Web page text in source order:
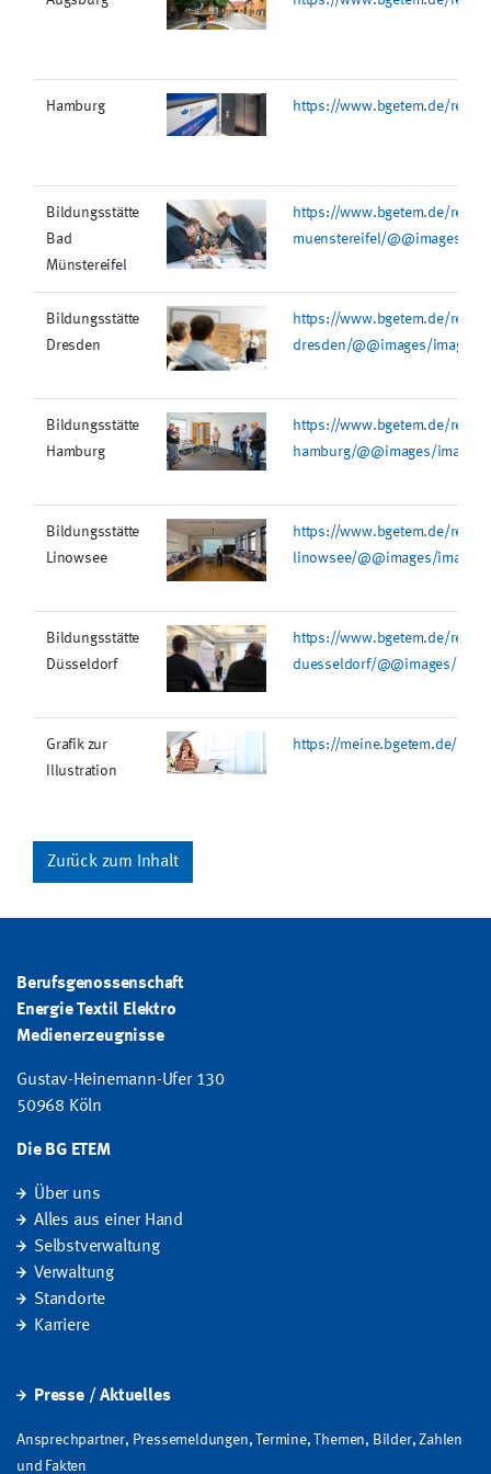
Hamburg https://www.bgetem.de/
Bildungsstätte
Bad
Münstereifel
https://www.bgetem.de/
muenstereifel/@@images/
Bildungsstätte
Dresden
https://www.bgetem.de/
dresden/@@images/image/
Bildungsstätte
Hamburg
https://www.bgetem.de/
hamburg/@@images/image/
Bildungsstätte
Linowsee
https://www.bgetem.de/
linowsee/@@images/image/
Bildungsstätte
Düsseldorf
https://www.bgetem.de/
duesseldorf/@@images/
Grafik zur
Illustration
https://meine.bgetem.de/
Zurück zum Inhalt
Berufsgenossenschaft
Energie Textil Elektro
Medienerzeugnisse
Gustav-Heinemann-Ufer 130
50968 Köln
Die BG ETEM
Über uns
Alles aus einer Hand
Selbstverwaltung
Verwaltung
Standorte
Karriere
Presse / Aktuelles
Ansprechpartner, Pressemeldungen, Termine, Themen, Bilder, Zahlen
und Fakten